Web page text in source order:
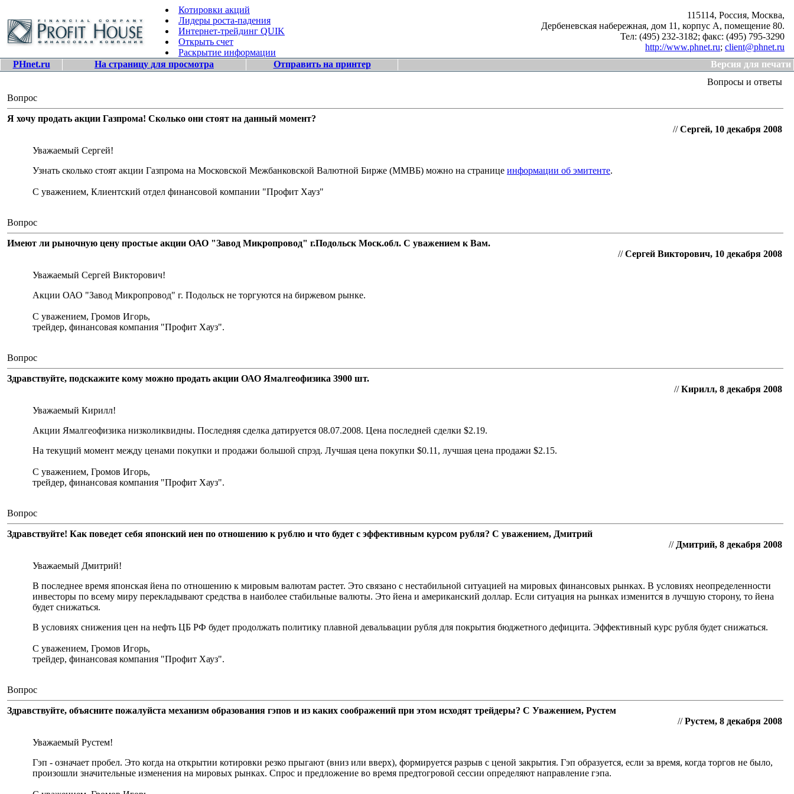
Котировки акций
Лидеры роста-падения
Интернет-трейдинг QUIK
Открыть счет
Раскрытие информации
115114, Россия, Москва,
Дербеневская набережная, дом 11, корпус А, помещение 80.
Тел: (495) 232-3182; факс: (495) 795-3290
http://www.phnet.ru; client@phnet.ru
PHnet.ru
На страницу для просмотра Отправить на принтер
Версия для печати
Вопросы и ответы
Вопрос
Я хочу продать акции Газпрома! Сколько они стоят на данный момент?
//Сергей, 10 декабря 2008
Уважаемый Сергей!
Узнать сколько стоят акции Газпрома на Московской Межбанковской Валютной Бирже (ММВБ) можно на странице информации об эмитенте.
С уважением, Клиентский отдел финансовой компании "Профит Хауз"
Вопрос
Имеют ли рыночную цену простые акции ОАО "Завод Микропровод" г.Подольск Моск.обл. С уважением к Вам.
//Сергей Викторович, 10 декабря 2008
Уважаемый Сергей Викторович!
Акции ОАО "Завод Микропровод" г. Подольск не торгуются на биржевом рынке.
С уважением, Громов Игорь,
трейдер, финансовая компания "Профит Хауз".
Вопрос
Здравствуйте, подскажите кому можно продать акции ОАО Ямалгеофизика 3900 шт.
//Кирилл, 8 декабря 2008
Уважаемый Кирилл!
Акции Ямалгеофизика низколиквидны. Последняя сделка датируется 08.07.2008. Цена последней сделки $2.19.
На текущий момент между ценами покупки и продажи большой спрэд. Лучшая цена покупки $0.11, лучшая цена продажи $2.15.
С уважением, Громов Игорь,
трейдер, финансовая компания "Профит Хауз".
Вопрос
Здравствуйте! Как поведет себя японский иен по отношению к рублю и что будет с эффективным курсом рубля? С уважением, Дмитрий
// Дмитрий, 8 декабря 2008
Уважаемый Дмитрий!
В последнее время японская йена по отношению к мировым валютам растет. Это связано с нестабильной ситуацией на мировых финансовых рынках. В условиях неопределенности
инвесторы по всему миру перекладывают средства в наиболее стабильные валюты. Это йена и американский доллар. Если ситуация на рынках изменится в лучшую сторону, то йена
будет снижаться.
В условиях снижения цен на нефть ЦБ РФ будет продолжать политику плавной девальвации рубля для покрытия бюджетного дефицита. Эффективный курс рубля будет снижаться.
С уважением, Громов Игорь,
трейдер, финансовая компания "Профит Хауз".
Вопрос
Здравствуйте, объясните пожалуйста механизм образования гэпов и из каких соображений при этом исходят трейдеры? С Уважением, Рустем
//Рустем, 8 декабря 2008
Уважаемый Рустем!
Гэп - означает пробел. Это когда на открытии котировки резко прыгают (вниз или вверх), формируется разрыв с ценой закрытия. Гэп образуется, если за время, когда торгов не было,
произошли значительные изменения на мировых рынках. Спрос и предложение во время предтогровой сессии определяют направление гэпа.